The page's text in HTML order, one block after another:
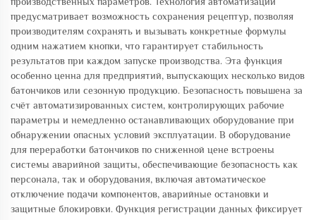
предусматривает возможность сохранения рецептур, позволяя
производителям сохранять и вызывать конкретные формулы
одним нажатием кнопки, что гарантирует стабильность
результатов при каждом запуске производства. Эта функция
особенно ценна для предприятий, выпускающих несколько видов
батончиков или сезонную продукцию. Безопасность повышена за
счёт автоматизированных систем, контролирующих рабочие
параметры и немедленно останавливающих оборудование при
обнаружении опасных условий эксплуатации. В оборудование
для переработки батончиков по сниженной цене встроены
системы аварийной защиты, обеспечивающие безопасность как
персонала, так и оборудования, включая автоматическое
отключение подачи компонентов, аварийные остановки и
защитные блокировки. Функция регистрации данных фиксирует